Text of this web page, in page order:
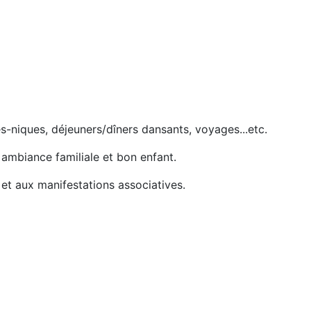
déjeuners/dîners dansants, voyages...etc.
familiale et bon enfant.
aux manifestations associatives.